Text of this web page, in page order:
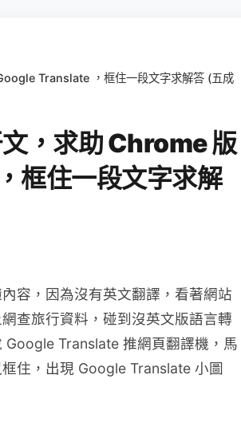
Translate ，框住一段文字求解答 (五成
，求助 Chrome 版
框住一段文字求解
容，因為沒有英文翻譯，看著網站
查旅行資料，碰到沒英文版語言轉
Translate 推網頁翻譯機，馬
住，出現 Google Translate 小圖